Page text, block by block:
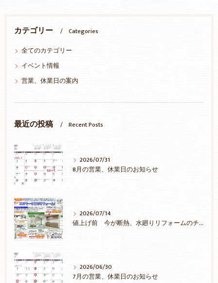
カテゴリー
Categories
全てのカテゴリー
イベント情報
営業、休業日の案内
最近の投稿 Recent Posts
2026/07/31
8月の営業、休業日のお知らせ
2026/07/14
値上げ前 今が断熱、水廻りリフォームのチャンス！補助金を最大限活用しましょう！
2026/06/30
7月の営業、休業日のお知らせ